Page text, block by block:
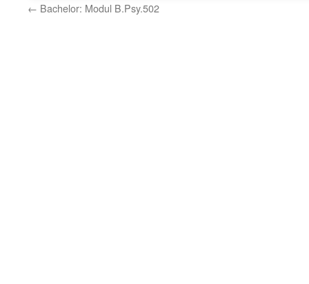
← Bachelor: Modul B.Psy.502